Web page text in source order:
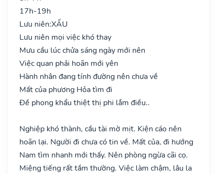
17h-19h
Lưu niên:XẤU
Lưu niên mọi việc khó thay
Mưu cầu lúc chửa sáng ngày mới nên
Việc quan phải hoãn mới yên
Hành nhân đang tính đường nên chưa về
Mất của phương Hỏa tìm đi
Đề phong khẩu thiệt thị phi lắm điều..
Nghiệp khó thành, cầu tài mờ mịt. Kiện cáo nên
hoãn lại. Người đi chưa có tin về. Mất của, đi hướng
Nam tìm nhanh mới thấy. Nên phòng ngừa cãi cọ.
Miệng tiếng rất tầm thường. Việc làm chậm, lâu la